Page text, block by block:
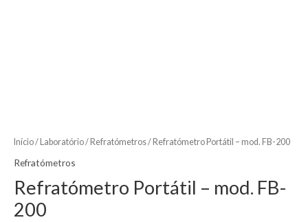
Início/ Laboratório/ Refratómetros/ Refratómetro Portátil – mod. FB-200
Refratómetros
Refratómetro Portátil – mod. FB-
200